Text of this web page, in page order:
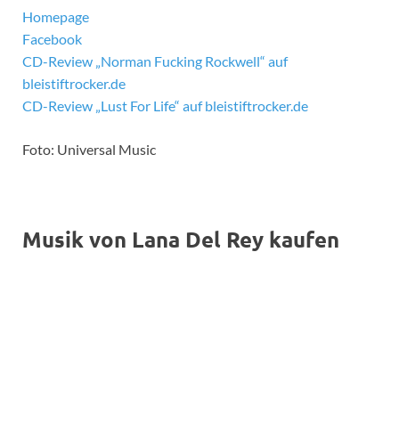
Homepage
Facebook
CD-Review „Norman Fucking Rockwell“ auf
bleistiftrocker.de
CD-Review „Lust For Life“ auf bleistiftrocker.de
Foto: Universal Music
Musik von Lana Del Rey kaufen